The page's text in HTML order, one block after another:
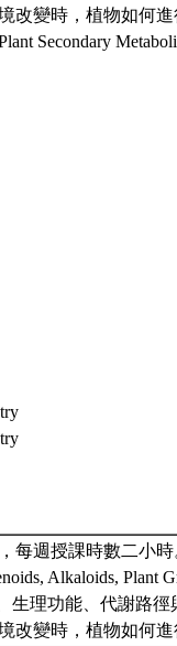
改變時，植物如何進
Secondary
每週授課時數二小
Alkaloids, Plant
生理功能、代謝路
改變時，植物如何進